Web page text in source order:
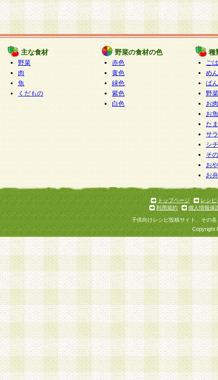
主な食材
野菜
肉
魚
くだもの
野菜の食材の色
赤色
黄色
緑色
紫色
白色
種
ご
めん
ぱん
野
お
お
た
サ
シ
そ
お
お
トップページ
レシピ
利用規約
個人情報保
子供向けレシピ投稿サイト、その
Copyright